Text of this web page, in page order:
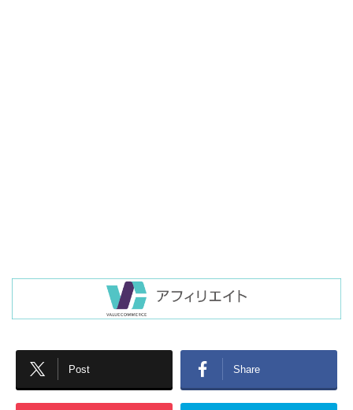
Post Share